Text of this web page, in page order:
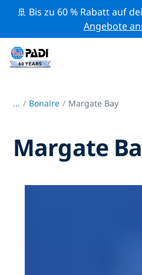
🚢 Bis zu 60 % Rabatt auf
Angebote
... / Bonaire Margate Bay
Margate